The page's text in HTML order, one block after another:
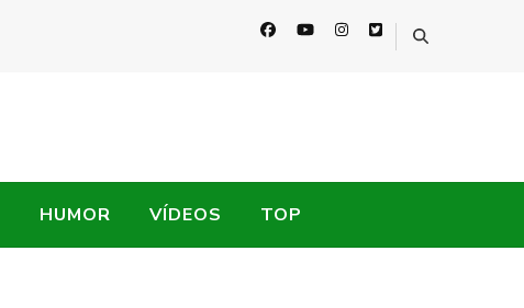
HUMOR VÍDEOS TOP